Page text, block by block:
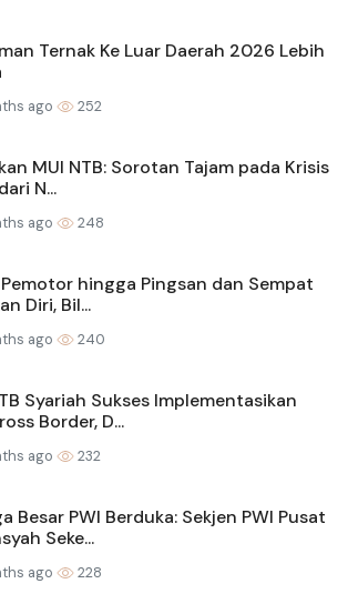
Ternak Ke Luar Daerah 2026 Lebih
ago 252
MUI NTB: Sorotan Tajam pada Krisis
N...
ago 248
hingga Pingsan dan Sempat
Diri, Bil...
ago 240
Syariah Sukses Implementasikan
Border, D...
ago 232
Besar PWI Berduka: Sekjen PWI Pusat
Seke...
ago 228